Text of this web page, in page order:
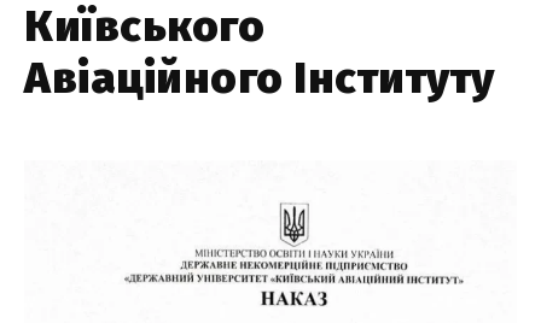
Київського
Авіаційного Інституту